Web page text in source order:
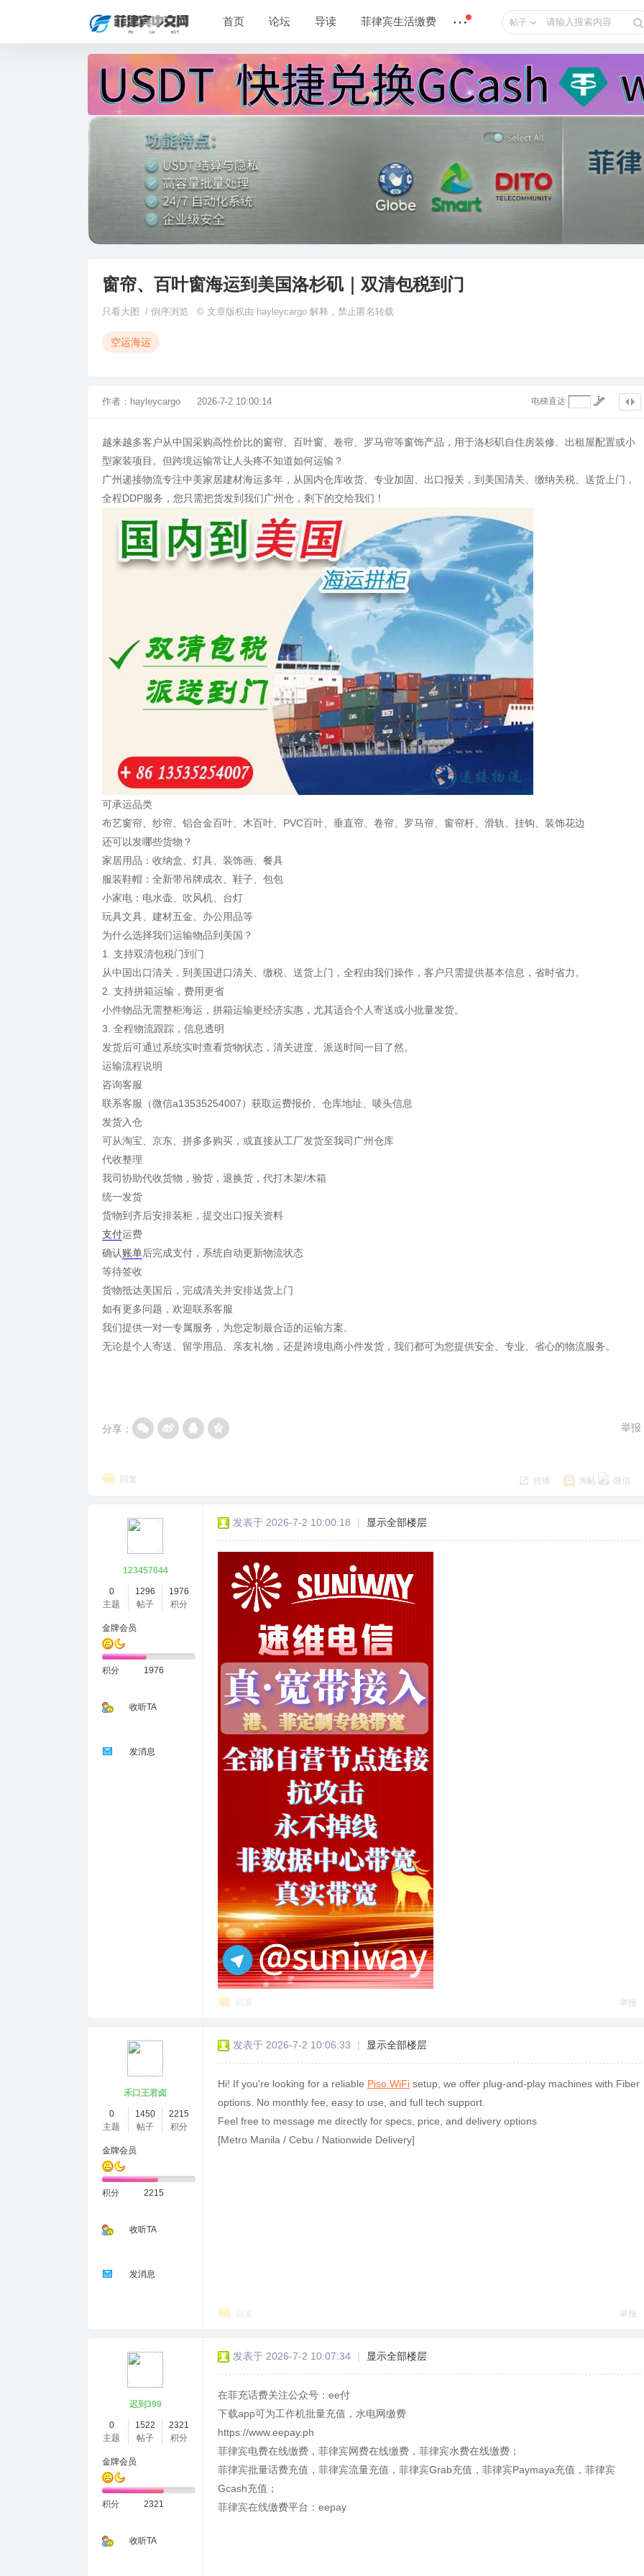
首页 论坛 导读 菲律宾生活缴费 帖子
窗帘、百叶窗海运到美国洛杉矶｜双清包税到门
只看大图 / 倒序浏览 © 文章版权由 hayleycargo 解释，禁止匿名转载
空运海运
作者： hayleycargo 2026-7-2 10:00:14 电梯直达
越来越多客户从中国采购高性价比的窗帘、百叶窗、卷帘、罗马帘等窗饰产品，用于洛杉矶自住房装修、出租屋配置或小
型家装项目。但跨境运输常让人头疼不知道如何运输？
广州递接物流专注中美家居建材海运多年，从国内仓库收货、专业加固、出口报关，到美国清关、缴纳关税、送货上门，
全程DDP服务，您只需把货发到我们广州仓，剩下的交给我们！
可承运品类
布艺窗帘、纱帘、铝合金百叶、木百叶、PVC百叶、垂直帘、卷帘、罗马帘、窗帘杆、滑轨、挂钩、装饰花边
还可以发哪些货物？
家居用品：收纳盒、灯具、装饰画、餐具
服装鞋帽：全新带吊牌成衣、鞋子、包包
小家电：电水壶、吹风机、台灯
玩具文具、建材五金、办公用品等
为什么选择我们运输物品到美国？
1. 支持双清包税门到门
从中国出口清关，到美国进口清关、缴税、送货上门，全程由我们操作，客户只需提供基本信息，省时省力。
2. 支持拼箱运输，费用更省
小件物品无需整柜海运，拼箱运输更经济实惠，尤其适合个人寄送或小批量发货。
3. 全程物流跟踪，信息透明
发货后可通过系统实时查看货物状态，清关进度、派送时间一目了然。
运输流程说明
咨询客服
联系客服（微信a13535254007）获取运费报价、仓库地址、唛头信息
发货入仓
可从淘宝、京东、拼多多购买，或直接从工厂发货至我司广州仓库
代收整理
我司协助代收货物，验货，退换货，代打木架/木箱
统一发货
货物到齐后安排装柜，提交出口报关资料
支付运费
确认账单后完成支付，系统自动更新物流状态
等待签收
货物抵达美国后，完成清关并安排送货上门
如有更多问题，欢迎联系客服
我们提供一对一专属服务，为您定制最合适的运输方案。
无论是个人寄送、留学用品、亲友礼物，还是跨境电商小件发货，我们都可为您提供安全、专业、省心的物流服务。
分享： 举报
转播 淘帖 微信
回复
123457044
0
主题
1296
帖子
1976
积分
金牌会员
积分 1976
收听TA
发消息
发表于 2026-7-2 10:00:18 | 显示全部楼层
举报
禾口王君卤
0
主题
1450
帖子
2215
积分
金牌会员
积分 2215
收听TA
发消息
发表于 2026-7-2 10:06:33 | 显示全部楼层
Hi! If you're looking for a reliable Piso WiFi setup, we offer plug-and-play machines with Fiber
options. No monthly fee, easy to use, and full tech support.
Feel free to message me directly for specs, price, and delivery options
[Metro Manila / Cebu / Nationwide Delivery]
举报
迟到399
0
主题
1522
帖子
2321
积分
金牌会员
积分 2321
收听TA
发表于 2026-7-2 10:07:34 | 显示全部楼层
在菲充话费关注公众号：ee付
下载app可为工作机批量充值，水电网缴费
https://www.eepay.ph
菲律宾电费在线缴费，菲律宾网费在线缴费，菲律宾水费在线缴费；
菲律宾批量话费充值，菲律宾流量充值，菲律宾Grab充值，菲律宾Paymaya充值，菲律宾
Gcash充值；
菲律宾在线缴费平台：eepay